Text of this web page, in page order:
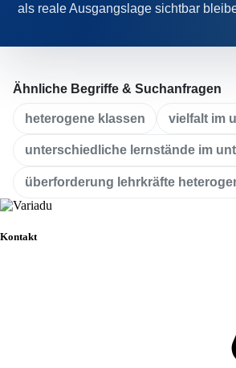
als reale Ausgangslage sichtbar
Ähnliche Begriffe & Suchanfragen
heterogene klassen vielfalt im
unterschiedliche lernstände im
überforderung lehrkräfte
Kontakt